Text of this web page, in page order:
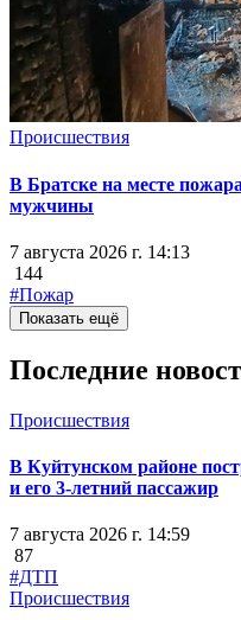
Происшествия
В Братске на месте
мужчины
7 августа 2026 г. 14:13
144
#Пожар
Показать ещё
Последние
Происшествия
В Куйтунском районе
и его 3-летний пассажир
7 августа 2026 г. 14:59
87
#ДТП
Происшествия